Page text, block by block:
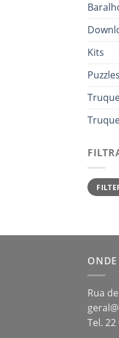
Kits
Puzzles
Min
price
Max
price
Rua
Tel.